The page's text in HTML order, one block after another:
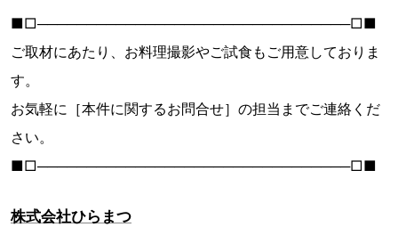
■□────────────────────────────────□■
ご取材にあたり、お料理撮影やご試食もご用意しておりま
す。
お気軽に［本件に関するお問合せ］の担当までご連絡くだ
さい。
■□────────────────────────────────□■
株式会社ひらまつ